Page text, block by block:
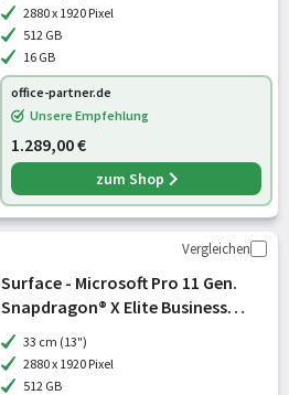
2880 x 1920 Pixel
512 GB
16 GB
office-partner.de
Unsere Empfehlung
1.289,00 €
zum Shop
Vergleichen
Surface - Microsoft Pro 11 Gen.
Snapdragon® X Elite Business
Tablet 33cm (13") Platin
33 cm (13")
2880 x 1920 Pixel
512 GB